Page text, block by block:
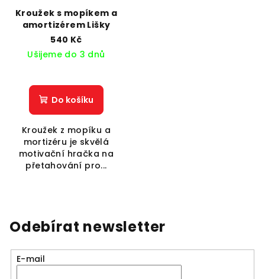
Kroužek s mopíkem a
amortizérem Lišky
540 Kč
Ušijeme do 3 dnů
Do košíku
Kroužek z mopíku a
mortizéru je skvělá
motivační hračka na
přetahování pro...
Odebírat newsletter
E-mail